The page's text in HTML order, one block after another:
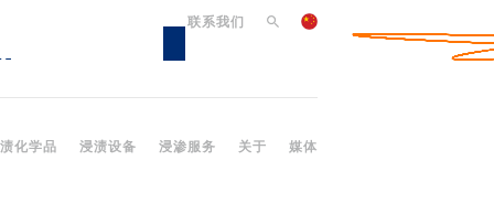
化学品 浸渍设备 浸渗服务 关于 媒体
联系我们